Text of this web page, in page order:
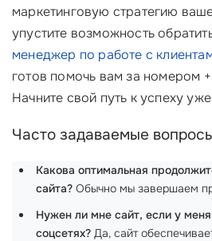
маркетинговую стратегию
упустите возможность
менеджер по работе с
готов помочь вам за номером
Начните свой путь к успеху
Часто задаваемые
Какова оптимальная
сайта? Обычно мы завершаем
Нужен ли мне сайт, если у
соцсетях? Да, сайт